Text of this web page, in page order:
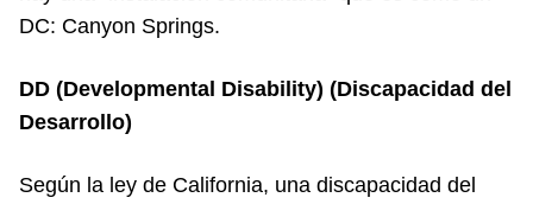
DC: Canyon Springs.
DD (Developmental Disability) (Discapacidad del
Desarrollo)
Según la ley de California, una discapacidad del